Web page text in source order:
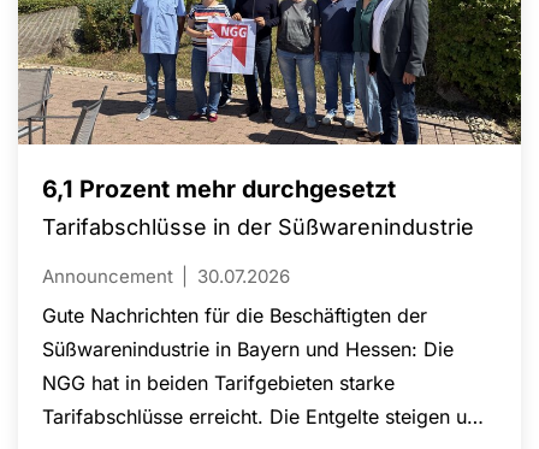
6,1 Prozent mehr durchgesetzt
Tarifabschlüsse in der Süßwarenindustrie
Announcement 30.07.2026
Gute Nachrichten für die Beschäftigten der
Süßwarenindustrie in Bayern und Hessen: Die
NGG hat in beiden Tarifgebieten starke
Tarifabschlüsse erreicht. Die Entgelte steigen um